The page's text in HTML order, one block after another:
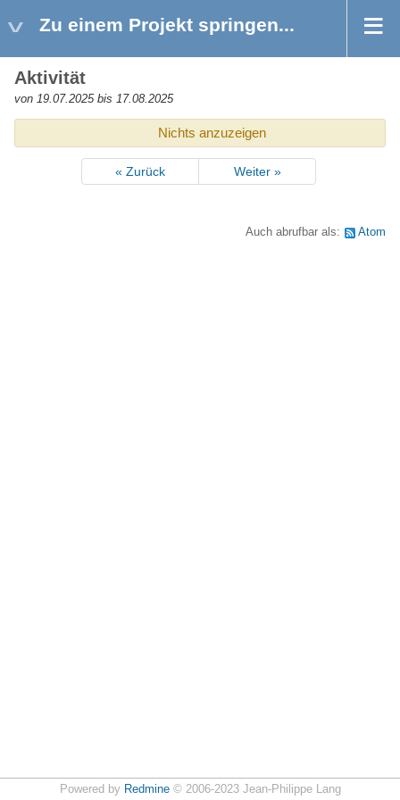
Zu einem Projekt springen...
Aktivität
von 19.07.2025 bis 17.08.2025
Nichts anzuzeigen
« Zurück Weiter »
Auch abrufbar als: Atom
Powered by Redmine© 2006-2023 Jean-Philippe Lang